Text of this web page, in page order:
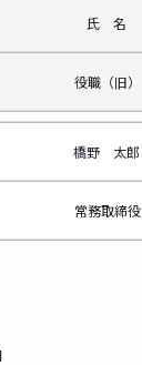
氏 名
役職（旧）
橋野 太郎
常務取締役